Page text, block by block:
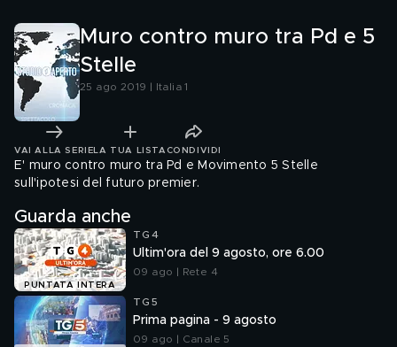
Muro contro muro tra Pd e 5
Stelle
25 ago 2019 | Italia 1
VAI ALLA SERIE LA TUA LISTA CONDIVIDI
E' muro contro muro tra Pd e Movimento 5 Stelle
sull'ipotesi del futuro premier.
Guarda anche
PUNTATA INTERA
TG4
Ultim'ora del 9 agosto, ore 6.00
09 ago | Rete 4
TG5
Prima pagina - 9 agosto
09 ago | Canale 5